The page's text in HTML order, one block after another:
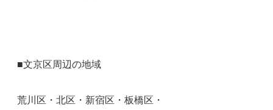
■文京区周辺の地域
荒川区・北区・新宿区・板橋区・